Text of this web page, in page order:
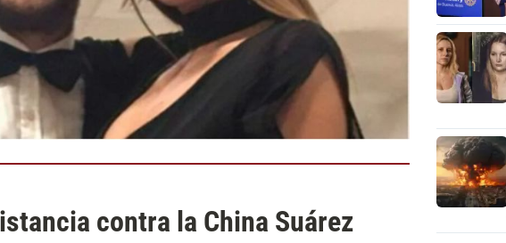
contra la China Suárez